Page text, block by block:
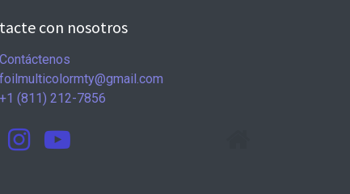
con nosotros
Contáctenos
foilmulticolormty@gmail.com
+1 (811) 212-7856